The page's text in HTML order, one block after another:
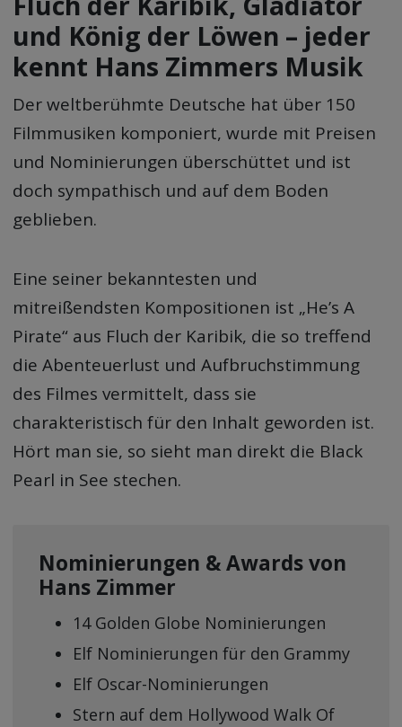
und König der Löwen – jeder
kennt Hans Zimmers Musik
Der weltberühmte Deutsche hat über 150
Filmmusiken komponiert, wurde mit Preisen
und Nominierungen überschüttet und ist
doch sympathisch und auf dem Boden
geblieben.
Eine seiner bekanntesten und
mitreißendsten Kompositionen ist „He’s A
Pirate“ aus Fluch der Karibik, die so treffend
die Abenteuerlust und Aufbruchstimmung
des Filmes vermittelt, dass sie
charakteristisch für den Inhalt geworden ist.
Hört man sie, so sieht man direkt die Black
Pearl in See stechen.
Nominierungen & Awards von
Hans Zimmer
14 Golden Globe Nominierungen
Elf Nominierungen für den Grammy
Elf Oscar-Nominierungen
Stern auf dem Hollywood Walk Of